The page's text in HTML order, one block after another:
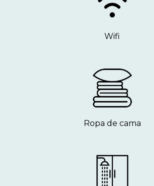
Wifi
Ropa de cama